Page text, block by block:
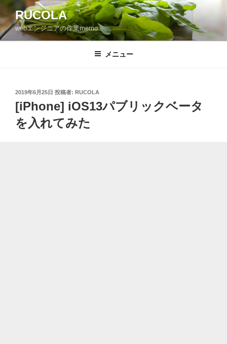
ン
テ
ン
RUCOLA
webエンジニアの作業memo
メニュー
投
稿
日:
2019年6月25日 投稿者: RUCOLA
[iPhone] iOS13パブリックベータ
を入れてみた